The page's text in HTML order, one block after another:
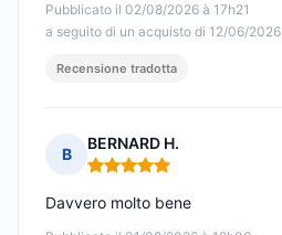
Pubblicato il 02/08/2026 à 17h21
a seguito di un acquisto di 12/06/2026
Recensione tradotta
B
BERNARD H.
Nota: 5 su 5
Davvero molto bene